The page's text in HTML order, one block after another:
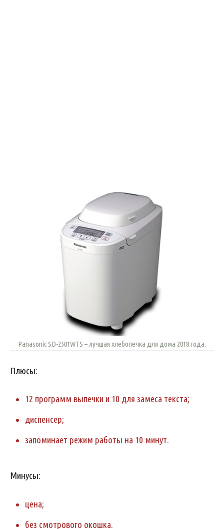
Panasonic SD-2501WTS – лучшая хлебопечка для дома 2018 года.
Плюсы:
12 программ выпечки и 10 для замеса текста;
диспенсер;
запоминает режим работы на 10 минут.
Минусы:
цена;
без смотрового окошка.